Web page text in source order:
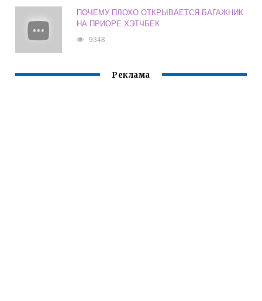
ПОЧЕМУ ПЛОХО ОТКРЫВАЕТСЯ БАГАЖНИК
НА ПРИОРЕ ХЭТЧБЕК
9348
Реклама